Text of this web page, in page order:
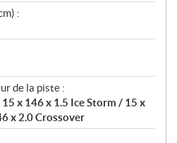
:
de la piste :
x 146 x 1.5 Ice Storm / 15 x
x 2.0 Crossover